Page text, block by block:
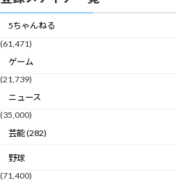
5ちゃんねる
(61,471)
ゲーム
(21,739)
ニュース
(35,000)
芸能 (282)
野球
(71,400)